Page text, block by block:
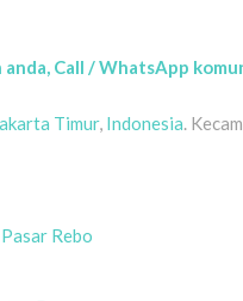
anda, Call / WhatsApp
Timur, Indonesia.
Pasar Rebo